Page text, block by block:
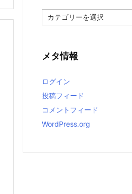
テ
ー
メタ情報
ログイン
投稿フィード
コメントフィード
WordPress.org